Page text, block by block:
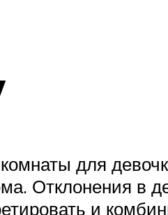
для
Отклонения в
и